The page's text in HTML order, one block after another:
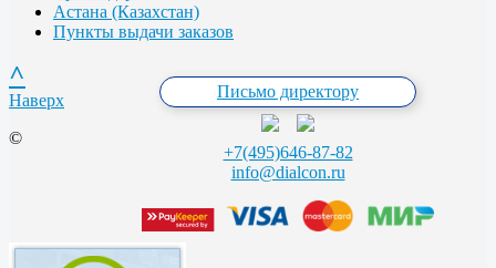
Астана (Казахстан)
Пункты выдачи заказов
Письмо директору
+7(495)646-87-82
info@dialcon.ru
^
Наверх
©